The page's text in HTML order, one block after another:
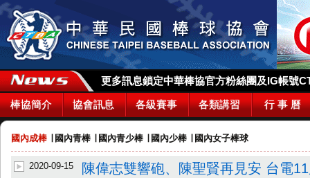
更多訊息鎖定中華棒協官方粉絲團及IG帳號
棒協簡介 協會訊息 各級賽事 各類講習 行 事 曆
國內成棒 國內青棒 國內青少棒 國內少棒 國內女子棒球
2020-09-15
陳偉志雙響砲、陳聖賢再見安 台電